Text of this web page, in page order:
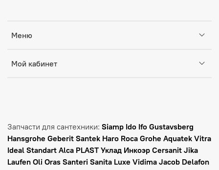
Меню
Мой кабинет
Запчасти для сантехники: Siamp Ido Ifo Gustavsberg
Hansgrohe Geberit Santek Haro Roca Grohe Aquatek Vitra
Ideal Standart Alca PLAST Уклад Инкоэр Cersanit Jika
Laufen Oli Oras Santeri Sanita Luxe Vidima Jacob Delafon